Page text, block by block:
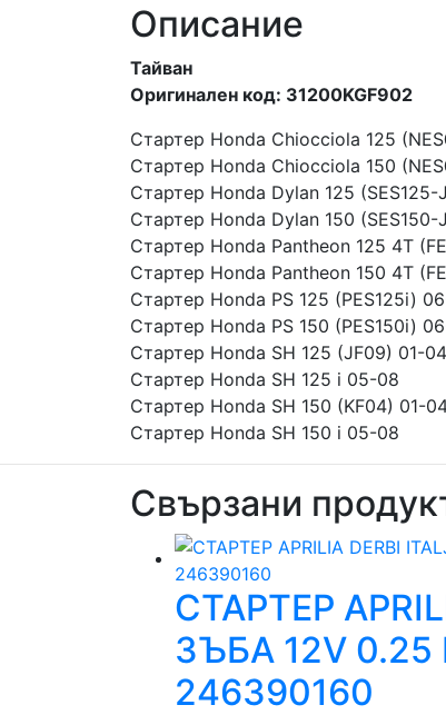
Описание
Тайван
Оригинален код: 31200KGF902
Стартер Honda Chiocciola 125
Стартер Honda Chiocciola 150
Стартер Honda Dylan 125 (SES125-
Стартер Honda Dylan 150 (SES150-
Стартер Honda Pantheon 125 4T
Стартер Honda Pantheon 150 4T
Стартер Honda PS 125 (PES125i)
Стартер Honda PS 150 (PES150i)
Стартер Honda SH 125 (JF09) 01-04
Стартер Honda SH 125 i 05-08
Стартер Honda SH 150 (KF04) 01-
Стартер Honda SH 150 i 05-08
Свързани
СТАРТЕР
ЗЪБА 12V
246390160